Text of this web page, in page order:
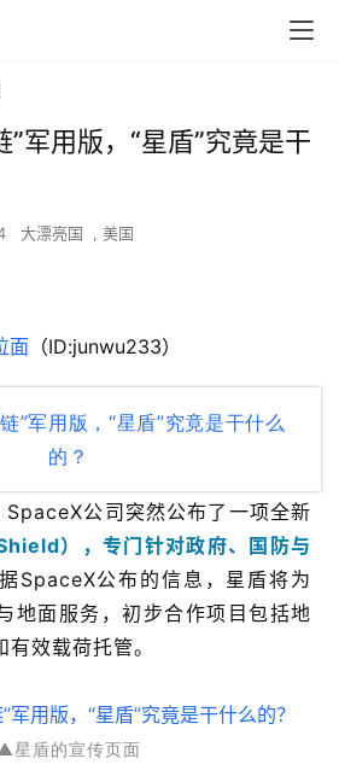
”军用版，“星盾”究竟是干
大漂亮国 , 美国
面 （ID:junwu233）
SpaceX公司突然公布了一项全新
），专门针对政府、国防与
SpaceX公布的信息，星盾将为
地面服务，初步合作项目包括地
效载荷托管。
星盾的宣传页面